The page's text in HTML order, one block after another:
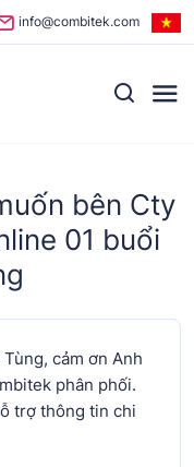
info@combitek.com
bên Cty
01 buổi
cảm ơn Anh
phân phối.
trợ thông tin chi